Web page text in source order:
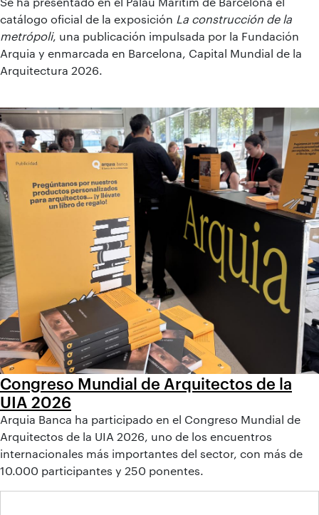
catálogo oficial de la exposición La construcción de la
metrópoli, una publicación impulsada por la Fundación
Arquia y enmarcada en Barcelona, Capital Mundial de la
Arquitectura 2026.
Congreso Mundial de Arquitectos de la
UIA 2026
Arquia Banca ha participado en el Congreso Mundial de
Arquitectos de la UIA 2026, uno de los encuentros
internacionales más importantes del sector, con más de
10.000 participantes y 250 ponentes.